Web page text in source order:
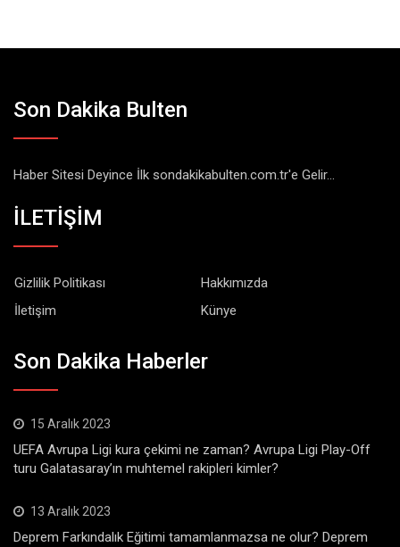
Son Dakika Bulten
Haber Sitesi Deyince İlk sondakikabulten.com.tr'e Gelir...
İLETİŞİM
Gizlilik Politikası
Hakkımızda
İletişim
Künye
Son Dakika Haberler
15 Aralık 2023
UEFA Avrupa Ligi kura çekimi ne zaman? Avrupa Ligi Play-Off
turu Galatasaray’ın muhtemel rakipleri kimler?
13 Aralık 2023
Deprem Farkındalık Eğitimi tamamlanmazsa ne olur? Deprem